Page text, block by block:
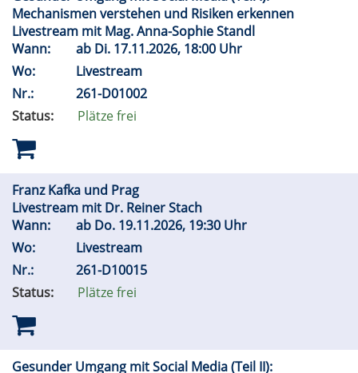
Mechanismen verstehen und Risiken erkennen
Livestream mit Mag. Anna-Sophie Standl
Wann:
ab Di. 17.11.2026, 18:00 Uhr
Wo:
Livestream
Nr.:
261-D01002
Status:
Plätze frei
Franz Kafka und Prag
Livestream mit Dr. Reiner Stach
Wann:
ab Do. 19.11.2026, 19:30 Uhr
Wo:
Livestream
Nr.:
261-D10015
Status:
Plätze frei
Gesunder Umgang mit Social Media (Teil II):